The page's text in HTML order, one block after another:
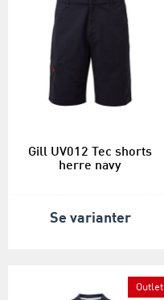
Gill UV012 Tec shorts
herre navy
Se varianter
Outlet